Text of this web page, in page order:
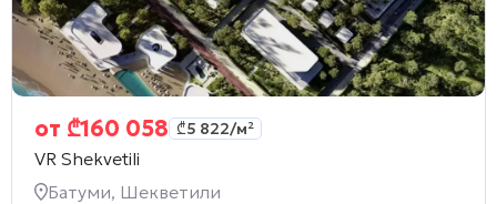
от ₾160 058 ₾5 822/м²
VR Shekvetili
Батуми, Шекветили